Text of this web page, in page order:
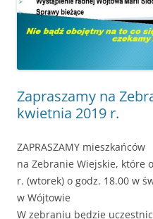
Zapraszamy na
kwietnia 2019 r.
ZAPRASZAMY mieszkańców
na Zebranie Wiejskie, które
r. (wtorek) o godz. 18.00 w
w Wójtowie
W zebraniu będzie